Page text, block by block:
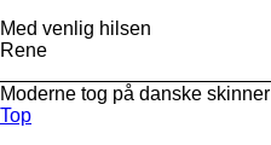
Med venlig hilsen
Rene
Moderne tog på danske skinner
Top